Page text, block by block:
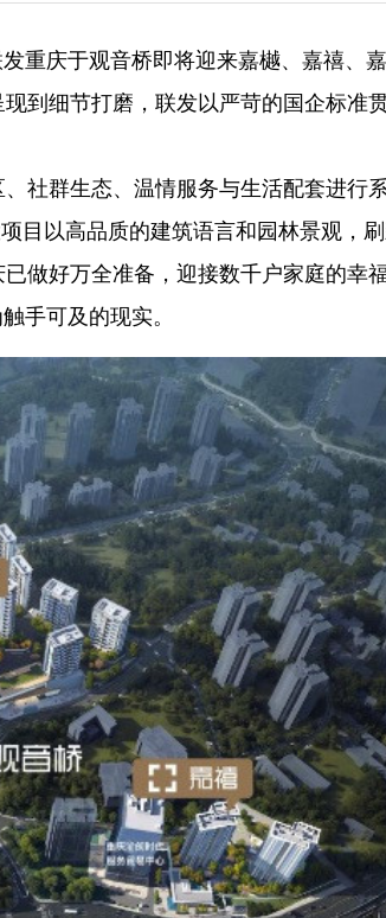
重庆于观音桥即将迎来嘉樾、嘉禧、
到细节打磨，联发以严苛的国企标准
社群生态、温情服务与生活配套进行
目以高品质的建筑语言和园林景观，
做好万全准备，迎接数千户家庭的幸
手可及的现实。